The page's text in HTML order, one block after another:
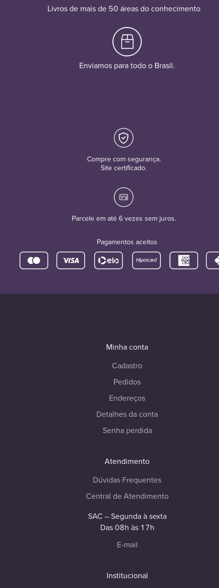
Livros de mais de 50 áreas do conhecimento
Enviamos para todo o Brasil.
Compre com segurança.
Site certificado.
Parcele em até 6 vezes sem juros.
Pagamentos aceitos
Minha conta
Cadastro
Pedidos
Endereços
Detalhes da conta
Senha perdida
Atendimento
Dúvidas Frequentes
Central de Atendimento
SAC – Segunda à sexta
Das 08h às 17h
E-mail
Institucional